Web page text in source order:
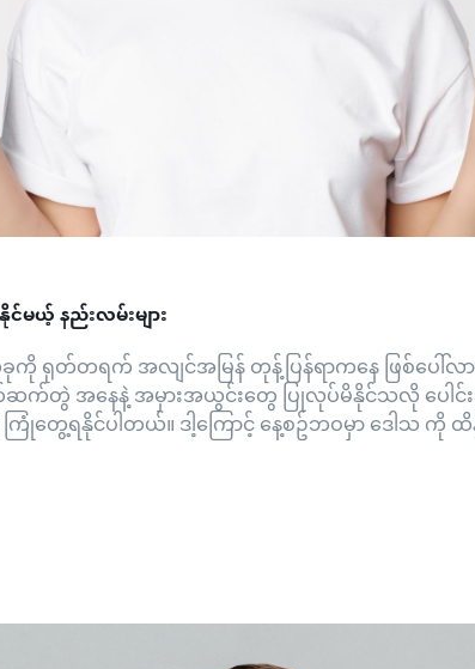
မယ့် နည်းလမ်းများ
ရုတ်တရက် အလျင်အမြန် တုန့်ပြန်ရာကနေ ဖြစ်ပေါ်လ
ဆက်တွဲ အနေနဲ့ အမှားအယွင်းတွေ ပြုလုပ်မိနိုင်သလို ပေါ
ေ့ရနိုင်ပါတယ်။ ဒါ့ကြောင့် နေ့စဥ်ဘဝမှာ ဒေါသ ကို